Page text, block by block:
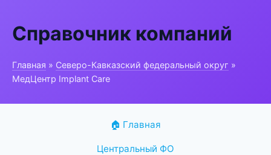
Справочник компаний
Главная » Северо-Кавказский федеральный округ »
МедЦентр Implant Care
🏠 Главная
Центральный ФО